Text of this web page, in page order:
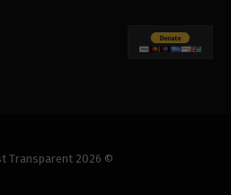
© 2026 Middle East Transparent